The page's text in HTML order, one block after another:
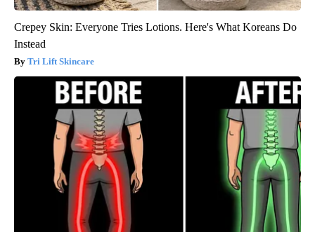
Crepey Skin: Everyone Tries Lotions. Here's What Koreans Do
Instead
Tri Lift Skincare